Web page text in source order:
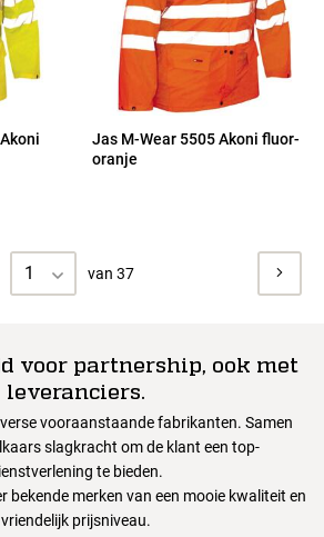
Jas M-Wear 5505 Akoni fluor-
oranje
1 van 37
voor partnership, ook met
leveranciers.
vooraanstaande fabrikanten. Samen
slagkracht om de klant een top-
te bieden.
bekende merken van een mooie kwaliteit en
vriendelijk prijsniveau.